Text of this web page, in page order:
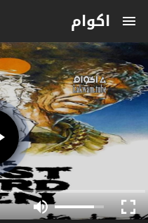
اكوام